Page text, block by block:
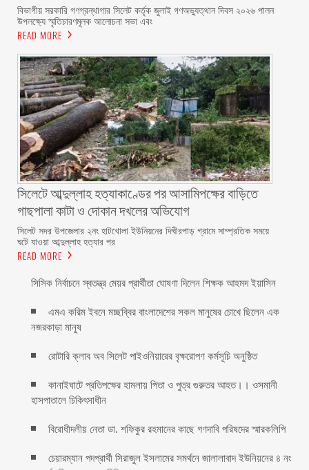
বিভাগীয় সরকারি গণগ্রন্থাগার সিলেট কর্তৃক জুলাই গণঅভ্যুত্থান দিবস ২০২৬ পালন
উপলক্ষ্যে স্মৃতিচারণমূলক আলোচনা সভা এবং
READ MORE
সিলেটে আব্দুল্লাহ হত্যাকাণ্ডের পর আসামিপক্ষের বাড়িতে
গাছপালা কাটা ও দোকান দখলের অভিযোগ
সিলেট সদর উপজেলার ২নং হাটখোলা ইউনিয়নের দিঘীরপাড় গ্রামে সাম্প্রতিক সময়ে
ঘটে যাওয়া আব্দুল্লাহ হত্যার পর
READ MORE
সিসিক নির্বাচনে স্বতন্ত্র মেয়র প্রার্থীতা ঘোষণা দিলেন শিক্ষক আহমদ ইয়াসিন
এমএ করিম ইবনে মচ্ছব্বির বাংলাদেশের সকল মানুষের চোখে ছিলেন এক
নজরকাড়া মানুষ ‎
রোটারি ক্লাব অব সিলেট পাইওনিয়ারের বৃক্ষরোপণ কর্মসূচি অনুষ্ঠিত
কানাইঘাটে প্রতিপক্ষের হামলায় পিতা ও পুত্র গুরুতর আহত।। ওসমানী
হাসপাতালে চিকিৎসাধীন
বিরোধীদলীয় নেতা ডা. শফিকুর রহমানের কাছে গণদাবি পরিষদের স্মারকলিপি ‎
চেয়ারম্যান পদপ্রার্থী সিরাজুল ইসলামের সমর্থনে জালালাবাদ ইউনিয়নের ৪ নং